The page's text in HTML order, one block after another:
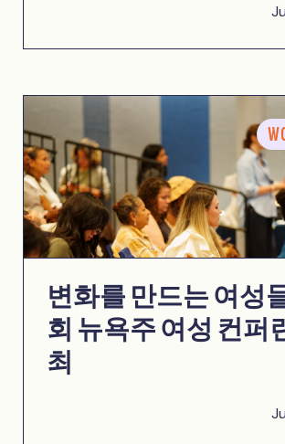
변화를 만드는 여성
회 뉴욕주 여성 컨퍼
최